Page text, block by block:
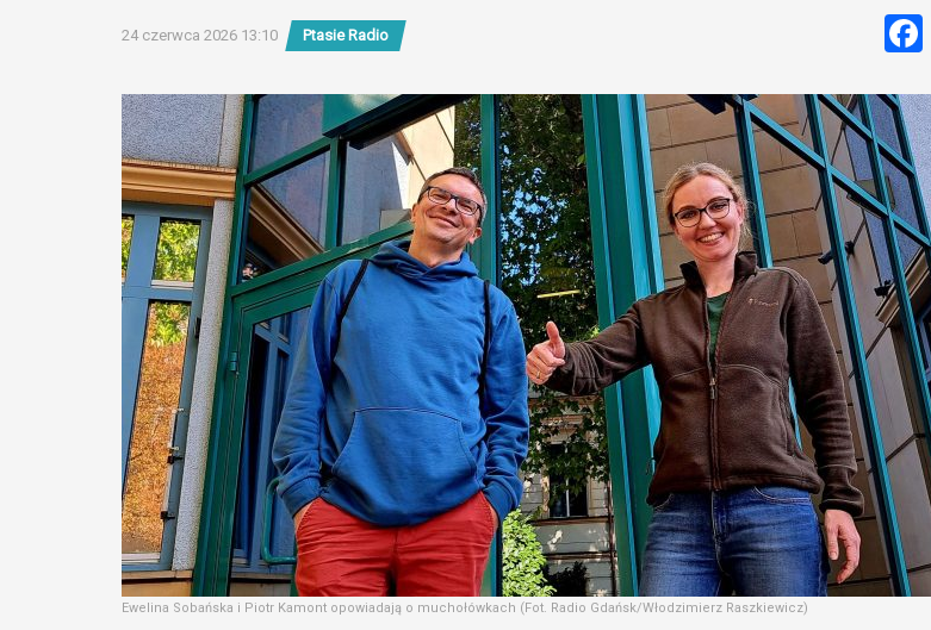
24 czerwca 2026 13:10 Ptasie Radio
Ewelina Sobańska i Piotr Kamont opowiadają o muchołówkach (Fot. Radio Gdańsk/Włodzimierz Raszkiewicz)